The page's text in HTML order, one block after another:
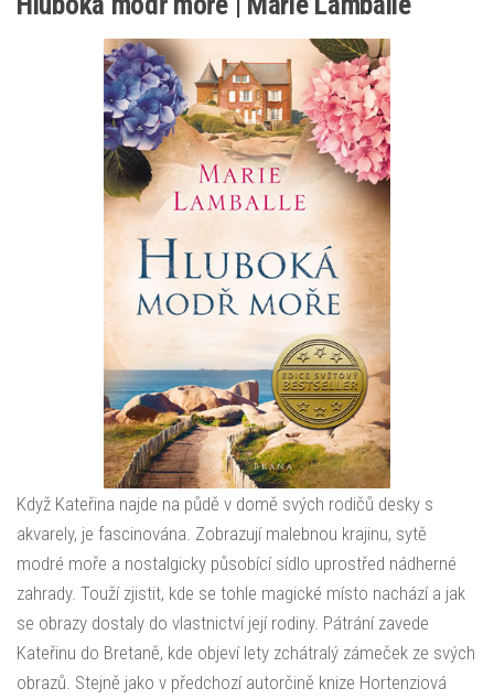
Když Kateřina najde na půdě v domě svých rodičů desky s
akvarely, je fascinována. Zobrazují malebnou krajinu, sytě
modré moře a nostalgicky působící sídlo uprostřed nádherné
zahrady. Touží zjistit, kde se tohle magické místo nachází a jak
se obrazy dostaly do vlastnictví její rodiny. Pátrání zavede
Kateřinu do Bretaně, kde objeví lety zchátralý zámeček ze svých
obrazů. Stejně jako v předchozí autorčině knize Hortenziová